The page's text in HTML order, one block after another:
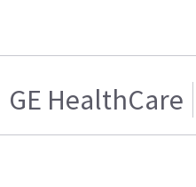
GE HealthCare